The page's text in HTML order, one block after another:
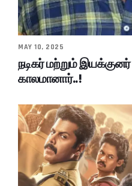
MAY 10, 2025
நடிகர் மற்றும் இயக்குனர்
காலமானார்..!